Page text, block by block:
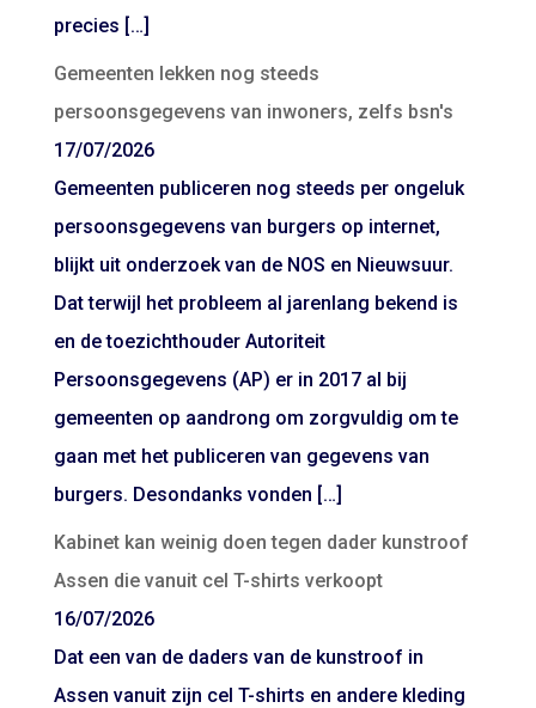
precies […]
Gemeenten lekken nog steeds
persoonsgegevens van inwoners, zelfs bsn's
17/07/2026
Gemeenten publiceren nog steeds per ongeluk
persoonsgegevens van burgers op internet,
blijkt uit onderzoek van de NOS en Nieuwsuur.
Dat terwijl het probleem al jarenlang bekend is
en de toezichthouder Autoriteit
Persoonsgegevens (AP) er in 2017 al bij
gemeenten op aandrong om zorgvuldig om te
gaan met het publiceren van gegevens van
burgers. Desondanks vonden […]
Kabinet kan weinig doen tegen dader kunstroof
Assen die vanuit cel T-shirts verkoopt
16/07/2026
Dat een van de daders van de kunstroof in
Assen vanuit zijn cel T-shirts en andere kleding